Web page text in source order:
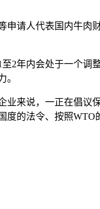
请人代表国内牛肉
年内会处于一个调
。
来说，一正在倡议
的法令、按照